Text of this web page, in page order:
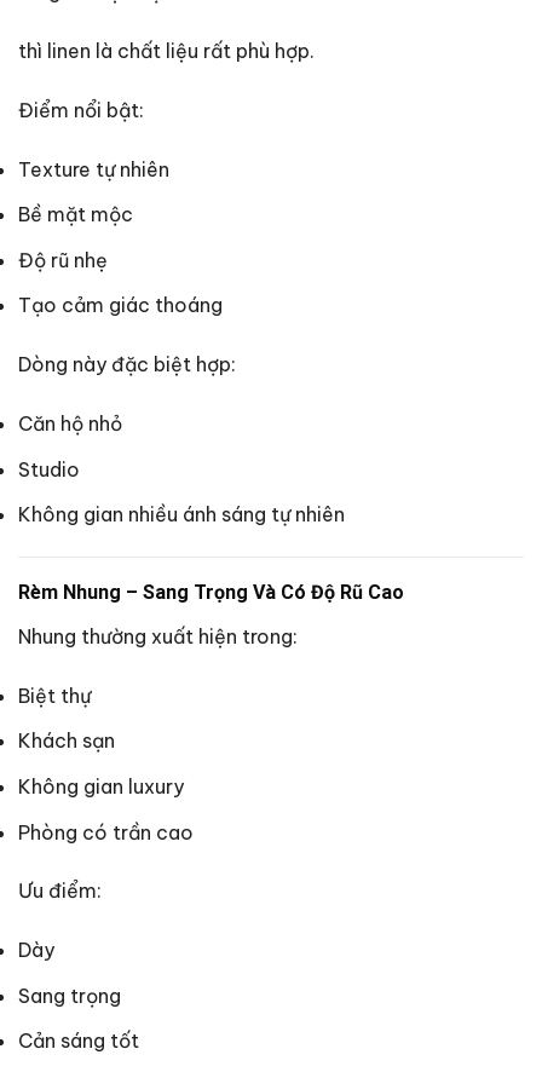
thì linen là chất liệu rất phù hợp.
Điểm nổi bật:
Texture tự nhiên
Bề mặt mộc
Độ rũ nhẹ
Tạo cảm giác thoáng
Dòng này đặc biệt hợp:
Căn hộ nhỏ
Studio
Không gian nhiều ánh sáng tự nhiên
Rèm Nhung – Sang Trọng Và Có Độ Rũ Cao
Nhung thường xuất hiện trong:
Biệt thự
Khách sạn
Không gian luxury
Phòng có trần cao
Ưu điểm:
Dày
Sang trọng
Cản sáng tốt